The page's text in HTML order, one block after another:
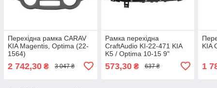
Перехідна рамка CARAV
KIA Magentis, Optima (22-
1564)
2 742,30 ₴ 3 047 ₴
Рамка перехідна
CraftAudio KI-22-471 KIA
K5 / Optima 10-15 9"
573,30₴ 637 ₴
KIA
1